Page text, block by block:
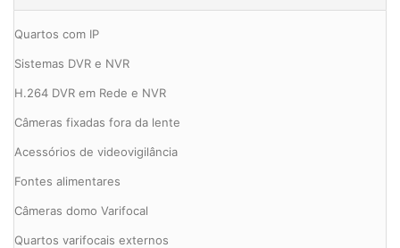
Quartos com IP
Sistemas DVR e NVR
H.264 DVR em Rede e NVR
Câmeras fixadas fora da lente
Acessórios de videovigilância
Fontes alimentares
Câmeras domo Varifocal
Quartos varifocais externos